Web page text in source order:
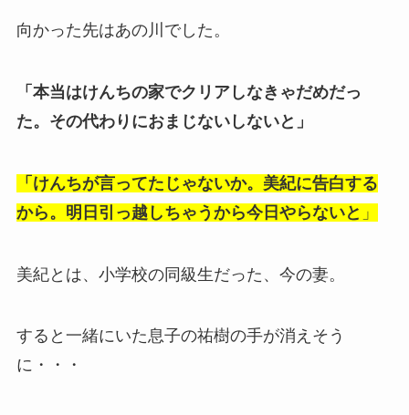
向かった先はあの川でした。
「本当はけんちの家でクリアしなきゃだめだっ
た。その代わりにおまじないしないと」
「けんちが言ってたじゃないか。美紀に告白する
から。明日引っ越しちゃうから今日やらないと 」
美紀とは、小学校の同級生だった、今の妻。
すると一緒にいた息子の祐樹の手が消えそう
に・・・